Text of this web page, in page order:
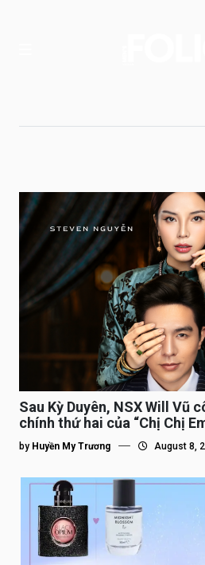
Sau Kỳ Duyên, NSX Will Vũ
chính thứ hai của “Chị Chị
by Huyền My Trương August 8,